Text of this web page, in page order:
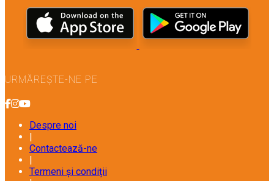
URMĂREȘTE-NE PE
Despre noi
Contactează-ne
Termeni și condiții